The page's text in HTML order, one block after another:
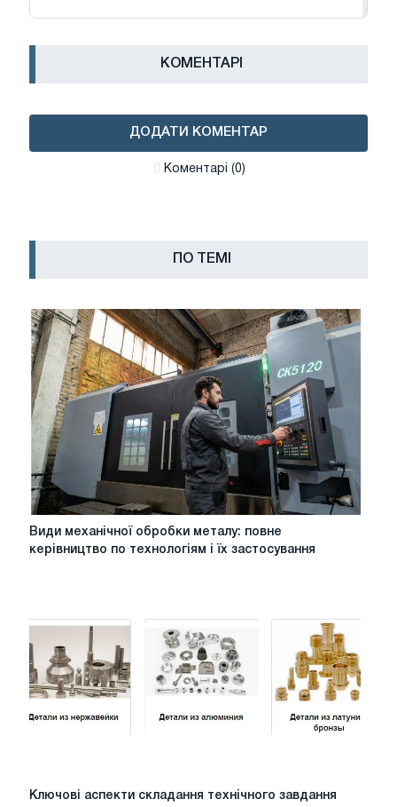
КОМЕНТАРІ
ДОДАТИ КОМЕНТАР
Коментарі (0)
ПО ТЕМІ
Види
механічної
керівництво
технологіям
і
їх
Види механічної обробки металу: повне
керівництво по технологіям і їх застосування
Ключові
Ключові аспекти складання технічного завдання